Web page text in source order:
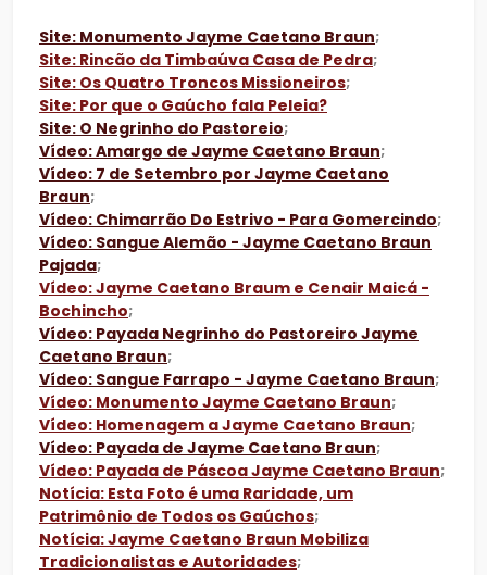
Site: Monumento Jayme Caetano Braun;
Site: Rincão da Timbaúva Casa de Pedra;
Site: Os Quatro Troncos Missioneiros;
Site: Por que o Gaúcho fala Peleia?
Site: O Negrinho do Pastoreio;
Vídeo: Amargo de Jayme Caetano Braun;
Vídeo: 7 de Setembro por Jayme Caetano
Braun;
Vídeo: Chimarrão Do Estrivo - Para Gomercindo;
Vídeo: Sangue Alemão - Jayme Caetano Braun
Pajada;
Vídeo: Jayme Caetano Braum e Cenair Maicá -
Bochincho;
Vídeo: Payada Negrinho do Pastoreiro Jayme
Caetano Braun;
Vídeo: Sangue Farrapo - Jayme Caetano Braun;
Vídeo: Monumento Jayme Caetano Braun;
Vídeo: Homenagem a Jayme Caetano Braun;
Vídeo: Payada de Jayme Caetano Braun;
Vídeo: Payada de Páscoa Jayme Caetano Braun;
Notícia: Esta Foto é uma Raridade, um
Patrimônio de Todos os Gaúchos;
Notícia: Jayme Caetano Braun Mobiliza
Tradicionalistas e Autoridades;